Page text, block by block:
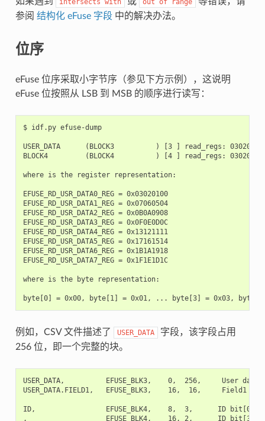
intersects with out of range
参阅 结构化 eFuse 字段中的解决办法。
位序
eFuse 位序采取小字节序（参见下方示例），这说明
eFuse 位按照从 LSB 到 MSB 的顺序进行读写：
$ idf.py efuse-dump
USER_DATA      (BLOCK3          ) [3 ] read_regs: 03020100
BLOCK4         (BLOCK4          ) [4 ] read_regs: 03020100
where is the register representation:
EFUSE_RD_USR_DATA0_REG = 0x03020100
EFUSE_RD_USR_DATA1_REG = 0x07060504
EFUSE_RD_USR_DATA2_REG = 0x0B0A0908
EFUSE_RD_USR_DATA3_REG = 0x0F0E0D0C
EFUSE_RD_USR_DATA4_REG = 0x13121111
EFUSE_RD_USR_DATA5_REG = 0x17161514
EFUSE_RD_USR_DATA6_REG = 0x1B1A1918
EFUSE_RD_USR_DATA7_REG = 0x1F1E1D1C
where is the byte representation:
例如，CSV 文件描述了 USER_DATA
字段，该字段占用
256 位，即一个完整的块。
USER_DATA,          EFUSE_BLK3,    0,  256,     User data
USER_DATA.FIELD1,   EFUSE_BLK3,    16,  16,     Field1
ID,                 EFUSE_BLK4,    8,  3,      ID
,                   EFUSE_BLK4,    16, 2,      ID